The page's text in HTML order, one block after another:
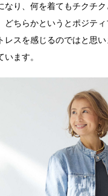
り、何を着てもチクチ
ちらかというとポジテ
スを感じるのではと思
ます。